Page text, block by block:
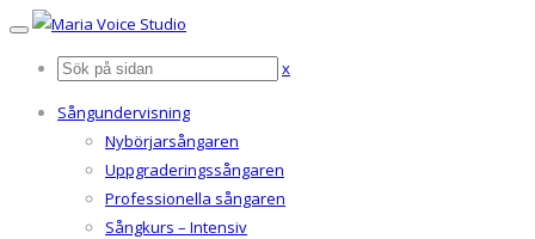
x
Sångundervisning
Nybörjarsångaren
Uppgraderingssångaren
Professionella sångaren
Sångkurs – Intensiv